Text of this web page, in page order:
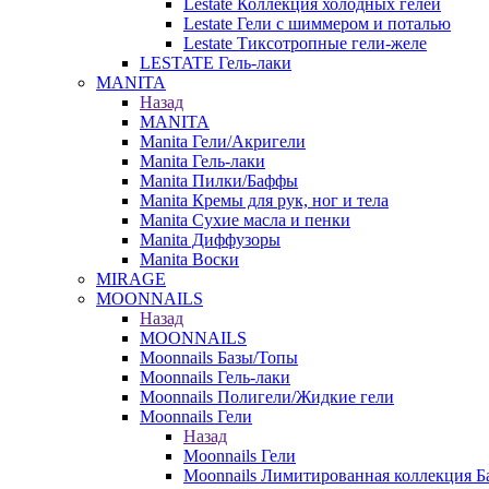
Lestate Коллекция холодных гелей
Lestate Гели с шиммером и поталью
Lestate Тиксотропные гели-желе
LESTATE Гель-лаки
MANITA
Назад
MANITA
Manita Гели/Акригели
Manita Гель-лаки
Manita Пилки/Баффы
Manita Кремы для рук, ног и тела
Manita Сухие масла и пенки
Manita Диффузоры
Manita Воски
MIRAGE
MOONNAILS
Назад
MOONNAILS
Moonnails Базы/Топы
Moonnails Гель-лаки
Moonnails Полигели/Жидкие гели
Moonnails Гели
Назад
Moonnails Гели
Moonnails Лимитированная коллекция